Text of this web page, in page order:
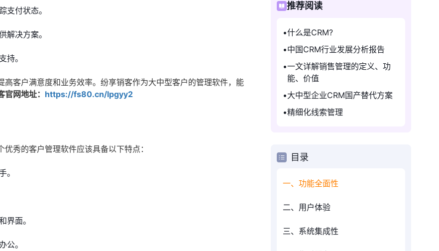
支付状态。
解决方案。
持。
客户满意度和业务效率。纷享销客作为大中型客户的管理软件，能
官网地址： https://fs80.cn/lpgyy2
秀的客户管理软件应该具备以下特点：
。
界面。
公。
推荐阅读
什么是CRM?
中国CRM行业发展分析报告
一文详解销售管理的定义、功
能、价值
大中型企业CRM国产替代方案
精细化线索管理
目录
一、功能全面性
二、用户体验
三、系统集成性